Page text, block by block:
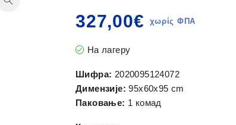
327,00€
На лагеру
Шифра: 2020095124072
Димензије: 95x60x95 cm
Паковање: 1 комад